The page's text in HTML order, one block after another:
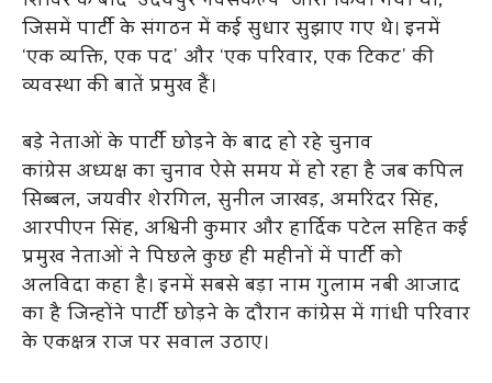
जिसमें पार्टी के संगठन में कई सुधार सुझाए गए थे। इनमें
‘एक व्यक्ति, एक पद’ और ‘एक परिवार, एक टिकट’ की
व्यवस्था की बातें प्रमुख हैं।
बड़े नेताओं के पार्टी छोड़ने के बाद हो रहे चुनाव
कांग्रेस अध्यक्ष का चुनाव ऐसे समय में हो रहा है जब कपिल
सिब्बल, जयवीर शेरगिल, सुनील जाखड़, अमरिंदर सिंह,
आरपीएन सिंह, अश्विनी कुमार और हार्दिक पटेल सहित कई
प्रमुख नेताओं ने पिछले कुछ ही महीनों में पार्टी को
अलविदा कहा है। इनमें सबसे बड़ा नाम गुलाम नबी आजाद
का है जिन्होंने पार्टी छोड़ने के दौरान कांग्रेस में गांधी परिवार
के एकक्षत्र राज पर सवाल उठाए।